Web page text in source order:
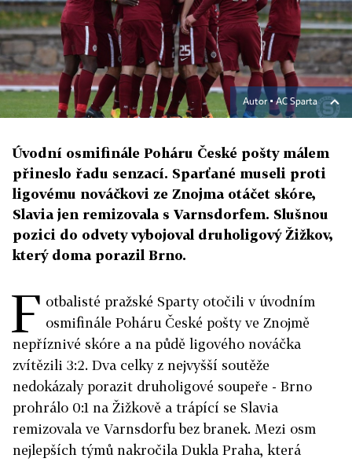
Autor ▪AC Sparta
Úvodní osmifinále Poháru České pošty málem
přineslo řadu senzací. Sparťané museli proti
ligovému nováčkovi ze Znojma otáčet skóre,
Slavia jen remizovala s Varnsdorfem. Slušnou
pozici do odvety vybojoval druholigový Žižkov,
který doma porazil Brno.
F otbalisté pražské Sparty otočili v úvodním
osmifinále Poháru České pošty ve Znojmě
nepříznivé skóre a na půdě ligového nováčka
zvítězili 3:2. Dva celky z nejvyšší soutěže
nedokázaly porazit druholigové soupeře - Brno
prohrálo 0:1 na Žižkově a trápící se Slavia
remizovala ve Varnsdorfu bez branek. Mezi osm
nejlepších týmů nakročila Dukla Praha, která